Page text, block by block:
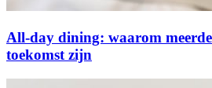
All-day dining: waarom
toekomst zijn